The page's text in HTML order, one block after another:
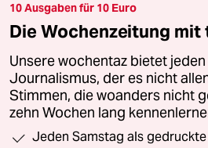
10 Ausgaben für 10 Euro
Die Wochenzeitung
Unsere wochentaz bietet
Journalismus, der es nicht
Stimmen, die woanders nicht
zehn Wochen lang
Jeden Samstag als